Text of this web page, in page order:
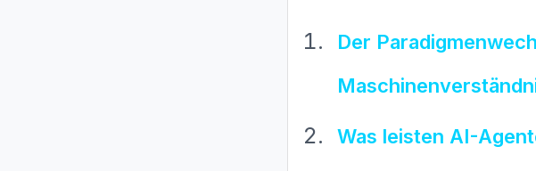
Der
Was leisten AI-